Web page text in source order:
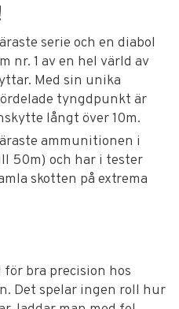
serie och en diabol
nr. 1 av en hel värld av
Med sin unika
tyngdpunkt är
långt över 10m.
ammunitionen i
50m) och har i tester
skotten på extrema
för bra precision hos
Det spelar ingen roll hur